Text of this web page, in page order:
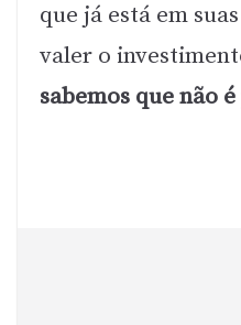
que já está em
valer o
sabemos que não